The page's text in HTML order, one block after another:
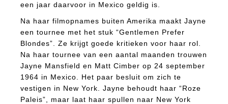
een jaar daarvoor in Mexico geldig is.
Na haar filmopnames buiten Amerika maakt Jayne
een tournee met het stuk “Gentlemen Prefer
Blondes”. Ze krijgt goede kritieken voor haar rol.
Na haar tournee van een aantal maanden trouwen
Jayne Mansfield en Matt Cimber op 24 september
1964 in Mexico. Het paar besluit om zich te
vestigen in New York. Jayne behoudt haar “Roze
Paleis”, maar laat haar spullen naar New York